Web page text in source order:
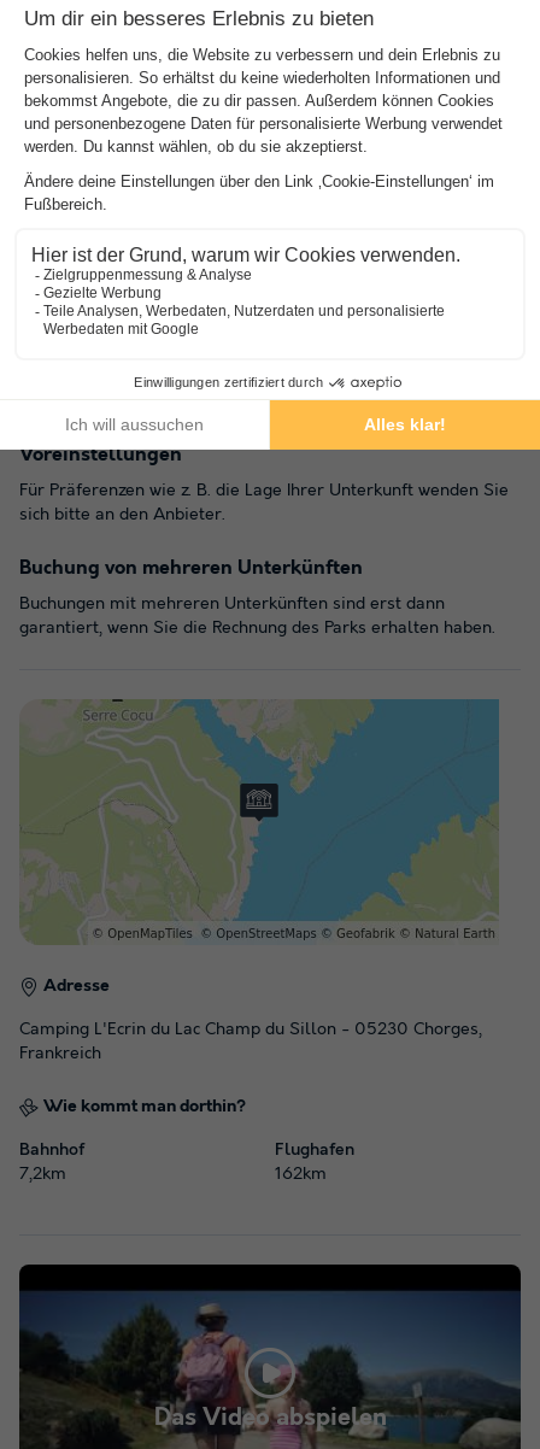
Öffnungszeiten des Schwimmbads
Der Pool ist für Gäste vom 01.06. bis 30.09. geöffnet.
Voreinstellungen
Für Präferenzen wie z. B. die Lage Ihrer Unterkunft wenden Sie
sich bitte an den Anbieter.
Buchung von mehreren Unterkünften
Buchungen mit mehreren Unterkünften sind erst dann
garantiert, wenn Sie die Rechnung des Parks erhalten haben.
Der Pool ist für Gäste vom 01.06. bis 30.09. geöffnet.
Voreinstellungen
Für Präferenzen wie z. B. die Lage Ihrer Unterkunft wenden Sie
sich bitte an den Anbieter.
Buchung von mehreren Unterkünften
Buchungen mit mehreren Unterkünften sind erst dann
garantiert, wenn Sie die Rechnung des Parks erhalten haben.
Adresse
Camping L'Ecrin du Lac Champ du Sillon - 05230 Chorges,
Frankreich
Wie kommt man dorthin?
Bahnhof
7,2km
Flughafen
162km
Das Video abspielen